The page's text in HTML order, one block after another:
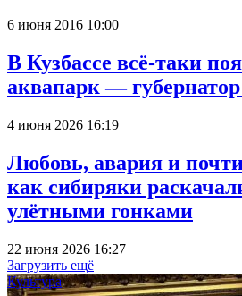
6 июня 2016 10:00
В Кузбассе всё-таки
аквапарк — губернатор
4 июня 2026 16:19
Любовь, авария и
как сибиряки
улётными гонками
22 июня 2026 16:27
Загрузить ещё
Культура